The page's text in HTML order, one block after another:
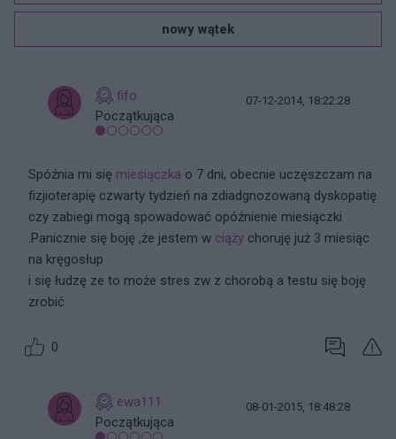
nowy wątek
fifo
Początkująca
07-12-2014, 18:22:28
Spóźnia mi się miesiączka o 7 dni, obecnie uczęszczam na
fizjioterapię czwarty tydzień na zdiadgnozowaną dyskopatię
czy zabiegi mogą spowadować opóźnienie miesiączki
.Panicznie się boję ,że jestem w ciąży choruję już 3 miesiąc
na kręgosłup
i się łudzę ze to może stres zw z chorobą a testu się boję
zrobić
0
ewa111
Początkująca
08-01-2015, 18:48:28